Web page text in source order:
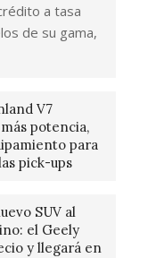
a tasa
de su gama,
V7
potencia,
para
pick-ups
SUV al
el Geely
y llegará en